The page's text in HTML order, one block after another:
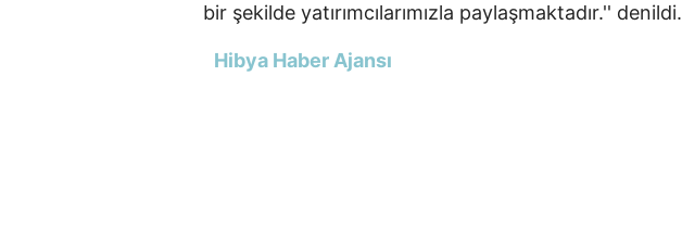
bir şekilde yatırımcılarımızla paylaşmaktadır.'' denildi.
Hibya Haber Ajansı